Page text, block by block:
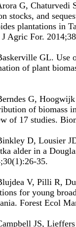
G, Chaturvedi
stocks, and
plantations in
Agric For.
GL. Use
of plant
G,
of biomass
of 17 studies.
D, Lousier
alder in a
35.
V, Pilli R,
for young
Forest Ecol
JS,